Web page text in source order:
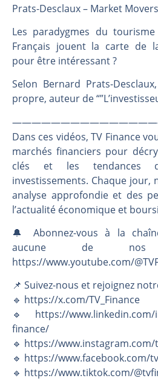
Prats-Desclaux – Market Movers
Les paradygmes du
Français jouent la carte de
pour être intéressant ?
Selon Bernard Prats-
propre, auteur de
Dans ces vidéos, TV Finance
marchés financiers pour
clés et les tendances
investissements. Chaque jour,
analyse approfondie et des
l’actualité économique et
🔔 Abonnez-vous à la
aucune de
https://www.youtube.com/
📌 Suivez-nous et rejoignez
🔹 https://x.com/TV_Finance
🔹 https://www.linkedin.com/
finance/
🔹 https://www.instagram.com/
🔹 https://www.facebook.com/
🔹 https://www.tiktok.com/